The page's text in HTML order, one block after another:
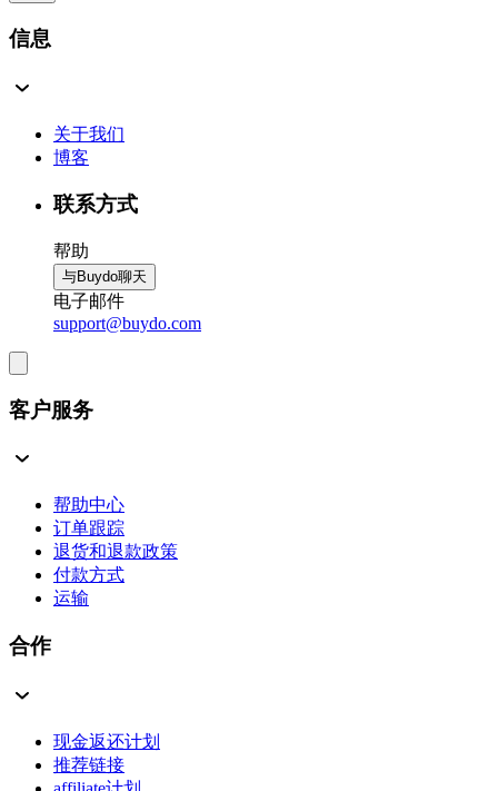
信息
关于我们
博客
联系方式
帮助
与Buydo聊天
电子邮件
support@buydo.com
客户服务
帮助中心
订单跟踪
退货和退款政策
付款方式
运输
合作
现金返还计划
推荐链接